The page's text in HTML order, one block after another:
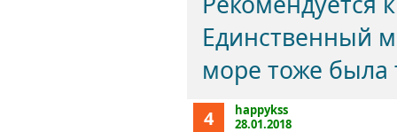
Единственный
море тоже была
4
happykss
28.01.2018